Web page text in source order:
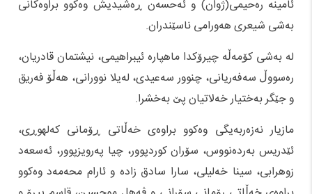
ئامینە رەحیمی(ژوان) و ئەحسەن ڕەشیدیش وەکوو براوەکانی
بەشی شیعری هەورامی ناسێندران.
لە بەشی کۆمەڵە چیرۆکدا ماهپارە ئیبراهیمی، نیشتمان قادریان،
رەسووڵ سەفەریانی، چنوور سەعیدی، لەیلا نوورانی، هەڵۆ فەریق
و جێگر بەختیار خەلاتیان پێ بەخشرا.
مازیار نەزەربەیگی وەکوو براوەی خەڵاتی ڕۆمانی کەلهوڕی،
ئێدریس بەردەنووس، سۆران کوردپوور، چیا پەرویزپوور، ئەسعەد
زوهرابی، سینا خەلیلی، سارا سادق زادە و ئارام محەمەد وەکوو